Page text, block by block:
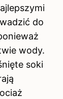
do
wody.
soki